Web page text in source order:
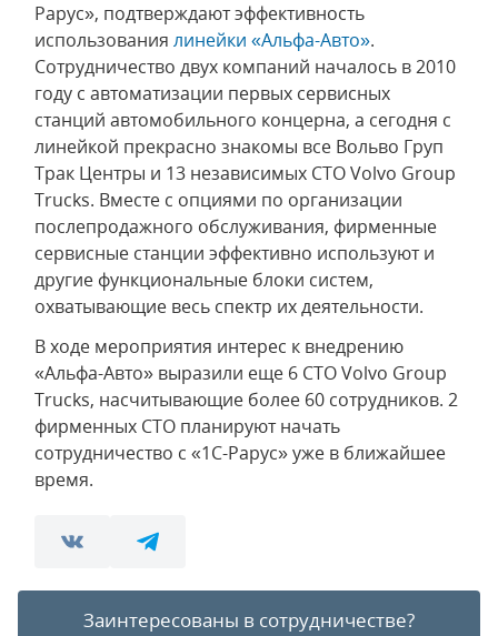
Рарус», подтверждают эффективность
использования линейки «Альфа-Авто».
Сотрудничество двух компаний началось в 2010
году с автоматизации первых сервисных
станций автомобильного концерна, а сегодня с
линейкой прекрасно знакомы все Вольво Груп
Трак Центры и 13 независимых СТО Volvo Group
Trucks. Вместе с опциями по организации
послепродажного обслуживания, фирменные
сервисные станции эффективно используют и
другие функциональные блоки систем,
охватывающие весь спектр их деятельности.
В ходе мероприятия интерес к внедрению
«Альфа-Авто» выразили еще 6 СТО Volvo Group
Trucks, насчитывающие более 60 сотрудников. 2
фирменных СТО планируют начать
сотрудничество с «1С-Рарус» уже в ближайшее
время.
Заинтересованы в сотрудничестве?